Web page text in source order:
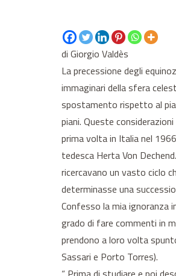
di Giorgio Valdès
La precessione degli
immaginari della sfera
spostamento rispetto al
piani. Queste
prima volta in Italia nel
tedesca Herta Von
ricercavano un vasto ciclo
determinasse una
Confesso la mia ignoranza
grado di fare commenti in
prendono a loro volta
Sassari e Porto Torres).